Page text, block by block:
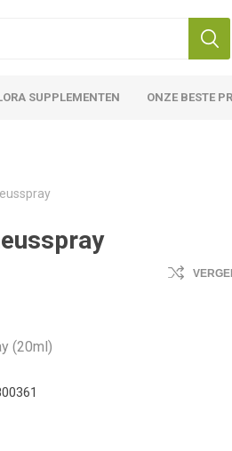
SUPPLEMENTEN ONZE BESTE
(20ml)